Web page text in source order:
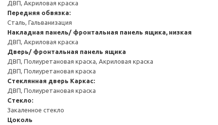
ДВП, Акриловая краска
Передняя обвязка:
Сталь, Гальванизация
Накладная панель/ фронтальная панель ящика, низкая
ДВП, Акриловая краска
Дверь/ фронтальная панель ящика
ДВП, Полиуретановая краска, Акриловая краска
ДВП, Полиуретановая краска
Стеклянная дверь Каркас:
ДВП, Полиуретановая краска
Стекло:
Закаленное стекло
Цоколь